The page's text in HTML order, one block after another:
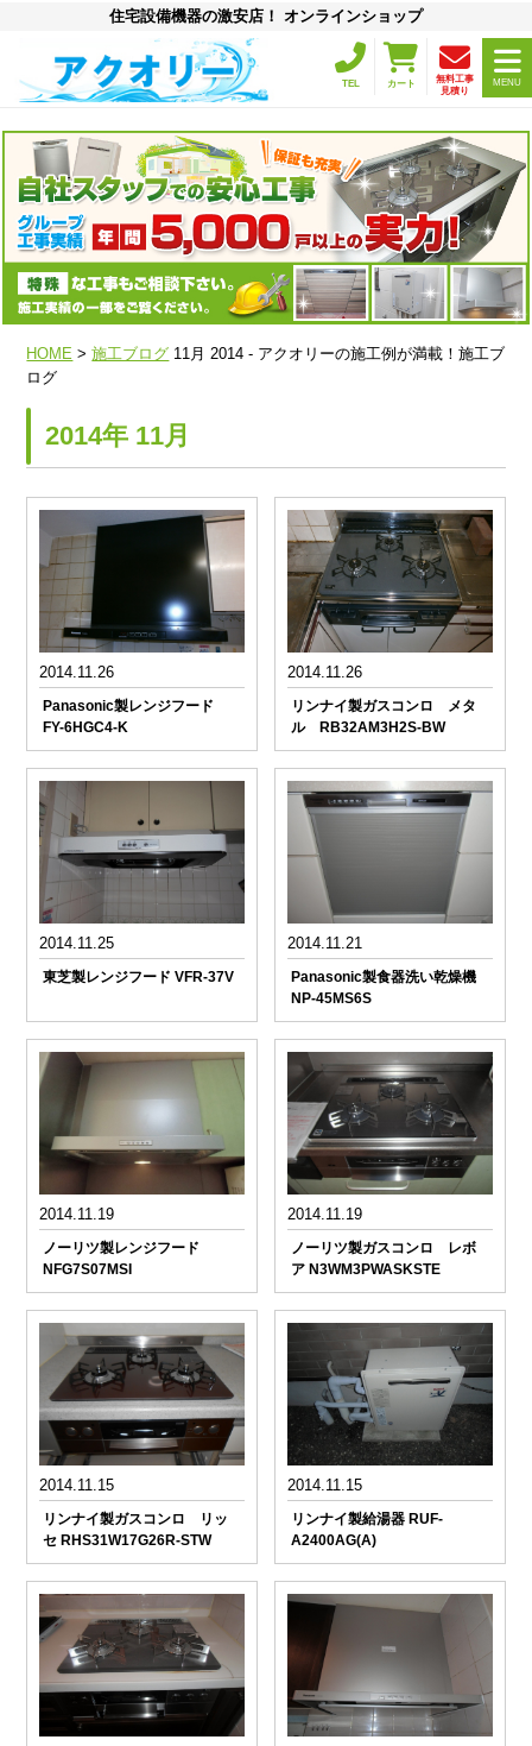
住宅設備機器の激安店！ オンラインショップ
TEL カート
無料工事
見積り
MENU
HOME >施工ブログ 11月 2014 - アクオリーの施工例が満載！施工ブ
ログ
2014年 11月
2014.11.26
Panasonic製レンジフード
FY-6HGC4-K
2014.11.26
リンナイ製ガスコンロ メタ
ル RB32AM3H2S-BW
2014.11.25
東芝製レンジフード VFR-37V
2014.11.21
Panasonic製食器洗い乾燥機
NP-45MS6S
2014.11.19
ノーリツ製レンジフード
NFG7S07MSI
2014.11.19
ノーリツ製ガスコンロ レボ
ア N3WM3PWASKSTE
2014.11.15
リンナイ製ガスコンロ リッ
セ RHS31W17G26R-STW
2014.11.15
リンナイ製給湯器 RUF-
A2400AG(A)